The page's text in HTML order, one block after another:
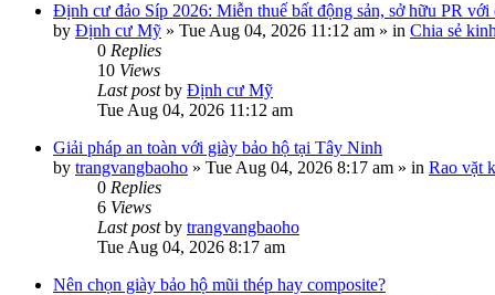
Định cư đảo Síp 2026: Miễn thuế bất động sản, sở hữu PR
by Định cư Mỹ » Tue Aug 04, 2026 11:12 am » in Chia sẻ
0 Replies
10 Views
Last postby Định cư Mỹ
Tue Aug 04, 2026 11:12 am
Giải pháp an toàn với giày bảo hộ tại Tây Ninh
by trangvangbaoho » Tue Aug 04, 2026 8:17 am » in Rao vặt
0 Replies
6 Views
Last postby trangvangbaoho
Tue Aug 04, 2026 8:17 am
Nên chọn giày bảo hộ mũi thép hay composite?